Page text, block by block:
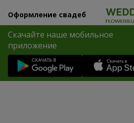
Оформление свадеб
Скачайте наше мобильное
приложение